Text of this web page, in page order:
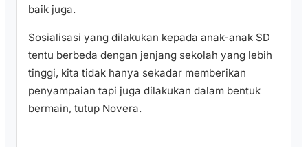
baik juga.
Sosialisasi yang dilakukan kepada anak-anak SD
tentu berbeda dengan jenjang sekolah yang lebih
tinggi, kita tidak hanya sekadar memberikan
penyampaian tapi juga dilakukan dalam bentuk
bermain, tutup Novera.